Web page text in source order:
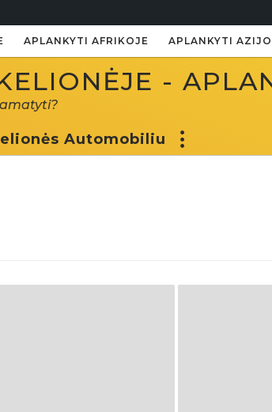
APLANKYTI AFRIKOJE APLANKYTI
-
Automobiliu